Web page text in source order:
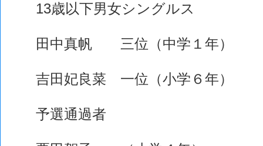
13歳以下男女シングルス
田中真帆 三位（中学１年）
吉田妃良菜 一位（小学６年）
予選通過者